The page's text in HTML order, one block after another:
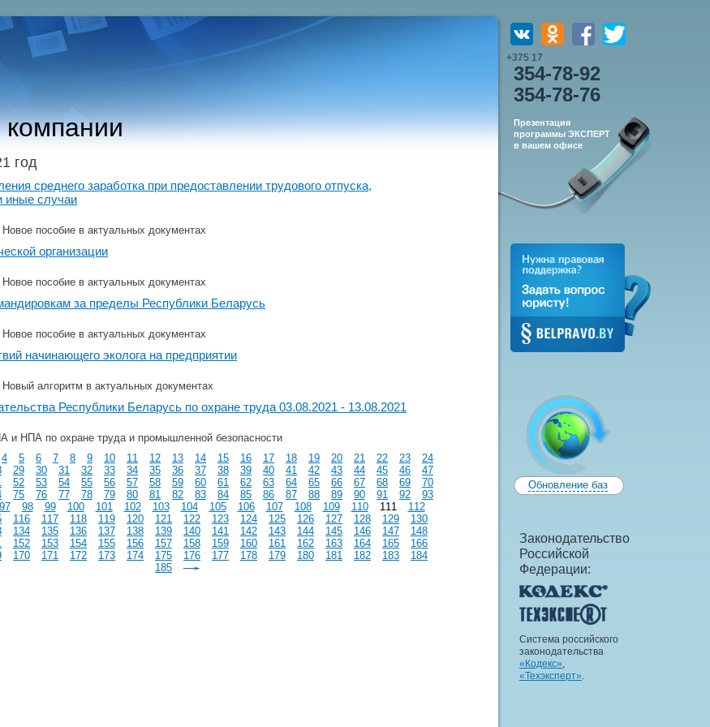
+375 17
354-78-92
354-78-76
Презентация
программы ЭКСПЕРТ
в вашем офисе
Обновление баз
Законодательство
Российской
Федерации:
Система российского
законодательства
«Кодекс»,
«Техэксперт».
год
среднего заработка при предоставлении трудового отпуска,
иные случаи
пособие в актуальных документах
организации
пособие в актуальных документах
за пределы Республики Беларусь
пособие в актуальных документах
начинающего эколога на предприятии
алгоритм в актуальных документах
Республики Беларусь по охране труда 03.08.2021 - 13.08.2021
и НПА по охране труда и промышленной безопасности
4 5 6 7 8 9 10 11 12 13 14 15 16 17 18 19 20 21 22 23
24
29 30 31 32 33 34 35 36 37 38 39 40 41 42 43 44 45 46
47
52 53 54 55 56 57 58 59 60 61 62 63 64 65 66 67 68 69
70
75 76 77 78 79 80 81 82 83 84 85 86 87 88 89 90 91 92
93
97 98 99 100 101 102 103 104 105 106 107 108 109 110 111
112
116 117 118 119 120 121 122 123 124 125 126 127 128 129
130
134 135 136 137 138 139 140 141 142 143 144 145 146 147
148
152 153 154 155 156 157 158 159 160 161 162 163 164 165
166
170 171 172 173 174 175 176 177 178 179 180 181 182 183
184
185